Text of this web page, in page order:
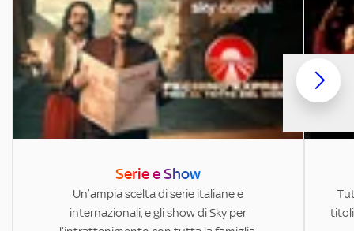
Serie e Show
Un’ampia scelta di serie italiane e
internazionali, e gli show di Sky per
titoli